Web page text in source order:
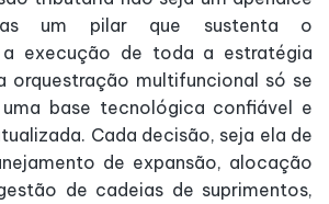
um pilar que sustenta o
a execução de toda a estratégia
orquestração multifuncional só se
base tecnológica confiável e
Cada decisão, seja ela de
de expansão, alocação
de cadeias de suprimentos,